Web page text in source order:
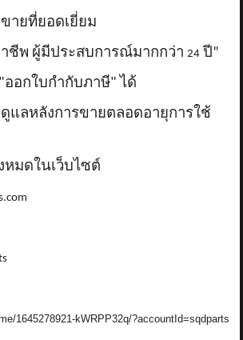
ายที่ยอดเยี่ยม
ชีพ ผู้มีประสบการณ์มากกว่า24 ปี”
ออกใบกำกับภาษี" ได้
แลหลังการขายตลอดอายุการใช้
มดในเว็บไซต์
1645278921-kWRPP32q/?accountId=sqdparts